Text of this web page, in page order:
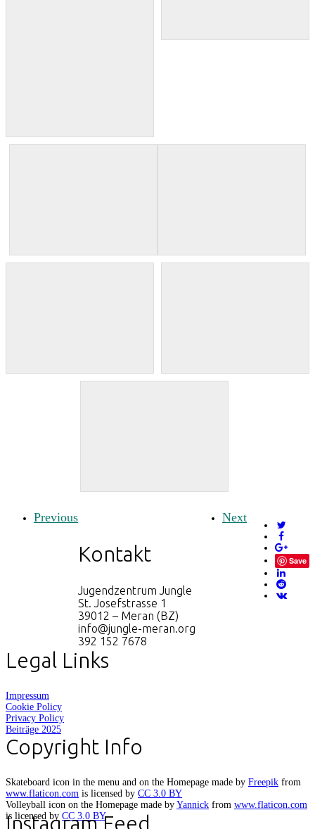
Save
Previous Next
Kontakt
Jugendzentrum Jungle
St. Josefstrasse 1
39012 – Meran (BZ)
info@jungle-meran.org
392 152 7678
Legal Links
Impressum
Cookie Policy
Privacy Policy
Beiträge 2025
Copyright Info
Skateboard icon in the menu and on the Homepage made by Freepik from
www.flaticon.com is licensed by CC 3.0 BY
Volleyball icon on the Homepage made by Yannick from www.flaticon.com
is licensed by CC 3.0 BY
Instagram Feed